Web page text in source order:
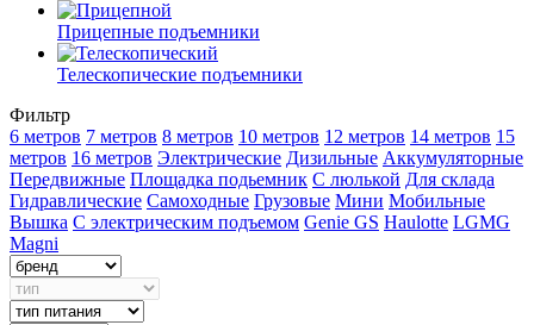
Прицепные подъемники
Телескопические подъемники
Фильтр
6 метров 7 метров 8 метров 10 метров 12 метров 14 метров 15
метров 16 метров Электрические Дизильные Аккумуляторные
Передвижные Площадка подьемник С люлькой Для склада
Гидравлические Самоходные Грузовые Мини Мобильные
Вышка С электрическим подъемом Genie GS Haulotte LGMG
Magni